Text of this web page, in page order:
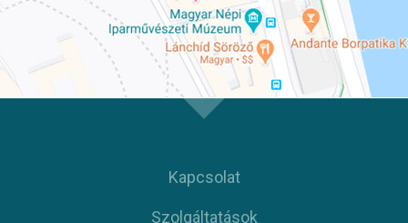
Kapcsolat
Szolgáltatások